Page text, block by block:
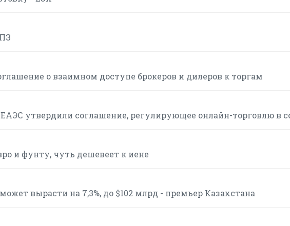
о взаимном доступе брокеров и дилеров к торгам
утвердили соглашение, регулирующее онлайн-торговлю в
и фунту, чуть дешевеет к иене
вырасти на 7,3%, до $102 млрд - премьер Казахстана